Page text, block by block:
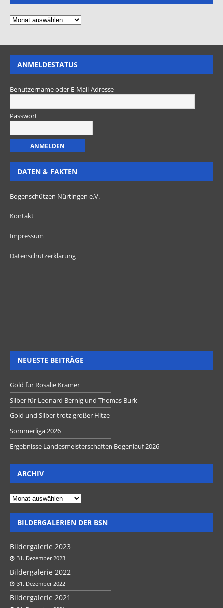
ANMELDESTATUS
Benutzername oder E-Mail-Adresse
Passwort
DATEN & FAKTEN
Bogenschützen Nürtingen e.V.
Kontakt
Impressum
Datenschutzerklärung
NEUESTE BEITRÄGE
Gold für Rosalie Krämer
Silber für Leonard Bernig und Thomas Burk
Gold und Silber trotz großer Hitze
Sommerliga 2026
Ergebnisse Landesmeisterschaften Bogenlauf 2026
ARCHIV
BILDERGALERIEN DER BSN
Bildergalerie 2023
31. Dezember 2023
Bildergalerie 2022
31. Dezember 2022
Bildergalerie 2021